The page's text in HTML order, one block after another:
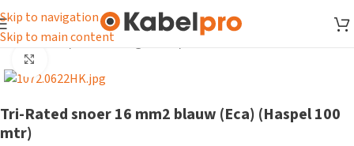
Skip to navigation
Skip to main content
Home/ Snoer/PVC montagesnoer
Tri-Rated snoer 16 mm2 blauw (Eca) (Haspel 100
mtr)